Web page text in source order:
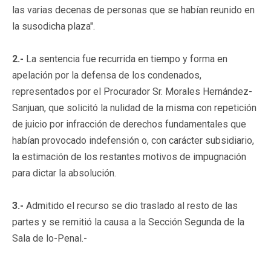
las varias decenas de personas que se habían reunido en
la susodicha plaza".
2.- La sentencia fue recurrida en tiempo y forma en
apelación por la defensa de los condenados,
representados por el Procurador Sr. Morales Hernández-
Sanjuan, que solicitó la nulidad de la misma con repetición
de juicio por infracción de derechos fundamentales que
habían provocado indefensión o, con carácter subsidiario,
la estimación de los restantes motivos de impugnación
para dictar la absolución.
3.- Admitido el recurso se dio traslado al resto de las
partes y se remitió la causa a la Sección Segunda de la
Sala de lo-Penal.-